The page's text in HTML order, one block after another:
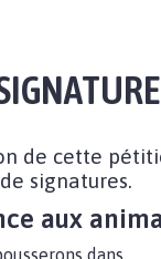
de cette
signatures.
aux
dans